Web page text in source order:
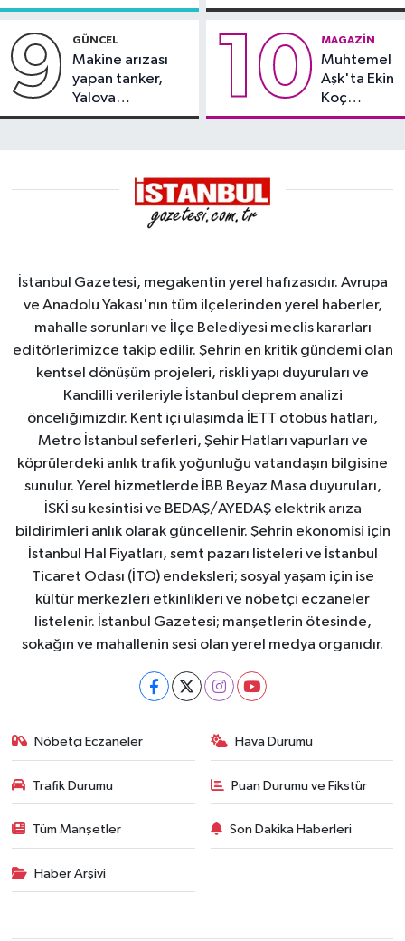
kayması
9 GÜNCEL
Makine arızası
yapan tanker,
Yalova
Demirleme
10 MAGAZIN
Muhtemel
Aşk'ta Ekin
Koç
damgası
İstanbul Gazetesi, megakentin yerel hafızasıdır. Avrupa
ve Anadolu Yakası'nın tüm ilçelerinden yerel haberler,
mahalle sorunları ve İlçe Belediyesi meclis kararları
editörlerimizce takip edilir. Şehrin en kritik gündemi olan
kentsel dönüşüm projeleri, riskli yapı duyuruları ve
Kandilli verileriyle İstanbul deprem analizi
önceliğimizdir. Kent içi ulaşımda İETT otobüs hatları,
Metro İstanbul seferleri, Şehir Hatları vapurları ve
köprülerdeki anlık trafik yoğunluğu vatandaşın bilgisine
sunulur. Yerel hizmetlerde İBB Beyaz Masa duyuruları,
İSKİ su kesintisi ve BEDAŞ/AYEDAŞ elektrik arıza
bildirimleri anlık olarak güncellenir. Şehrin ekonomisi için
İstanbul Hal Fiyatları, semt pazarı listeleri ve İstanbul
Ticaret Odası (İTO) endeksleri; sosyal yaşam için ise
kültür merkezleri etkinlikleri ve nöbetçi eczaneler
listelenir. İstanbul Gazetesi; manşetlerin ötesinde,
sokağın ve mahallenin sesi olan yerel medya organıdır.
Nöbetçi Eczaneler Hava Durumu
Trafik Durumu Puan Durumu ve Fikstür
Tüm Manşetler Son Dakika Haberleri
Haber Arşivi